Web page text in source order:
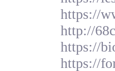
https://
http://
https://
https://